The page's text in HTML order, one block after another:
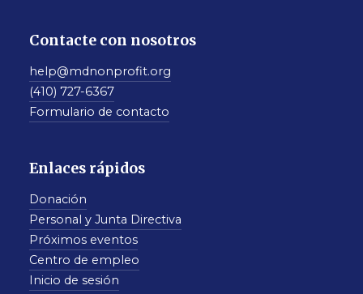
Contacte con nosotros
help@mdnonprofit.org
(410) 727-6367
Formulario de contacto
Enlaces rápidos
Donación
Personal y Junta Directiva
Próximos eventos
Centro de empleo
Inicio de sesión